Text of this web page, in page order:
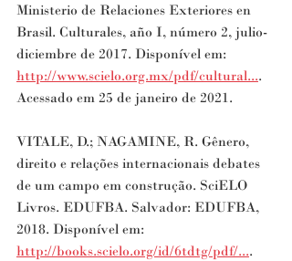
Ministerio de Relaciones Exteriores en
Brasil. Culturales, año I, número 2, julio-
diciembre de 2017. Disponível em:
http://www.scielo.org.mx/pdf/cultural...​.
Acessado em 25 de janeiro de 2021.
VITALE, D.; NAGAMINE, R. Gênero,
direito e relações internacionais debates
de um campo em construção. SciELO
Livros. EDUFBA. Salvador: EDUFBA,
2018. Disponível em:
http://books.scielo.org/id/6tdtg/pdf/...​.